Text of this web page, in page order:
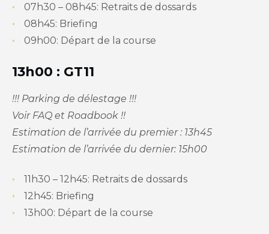
​07h30 – 08h45: Retraits de dossards
08h45: Briefing
09h00: Départ de la course
13h00 : GT11
!!! Parking de délestage !!!
Voir FAQ et Roadbook !!
Estimation de l’arrivée du premier : 13h45
Estimation de l’arrivée du dernier: 15h00
​11h30 – 12h45: Retraits de dossards
12h45: Briefing
13h00: Départ de la course